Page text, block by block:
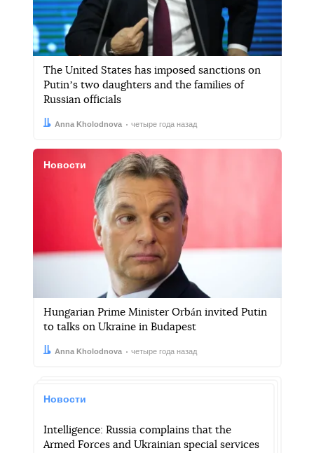
The United States has imposed sanctions on
Putinʼs two daughters and the families of
Russian officials
Автор:Anna Kholodnova
Дата: четыре года назад
Новости
Hungarian Prime Minister Orbán invited Putin
to talks on Ukraine in Budapest
Автор:Anna Kholodnova
Дата: четыре года назад
Новости
Intelligence: Russia complains that the
Armed Forces and Ukrainian special services